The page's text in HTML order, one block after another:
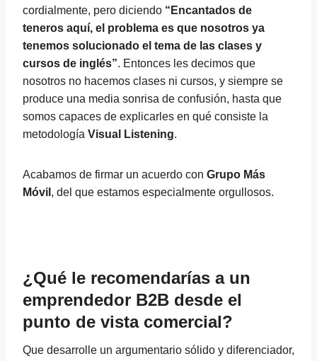
cordialmente, pero diciendo “Encantados de
teneros aquí, el problema es que nosotros ya
tenemos solucionado el tema de las clases y
cursos de inglés”. Entonces les decimos que
nosotros no hacemos clases ni cursos, y siempre se
produce una media sonrisa de confusión, hasta que
somos capaces de explicarles en qué consiste la
metodología Visual Listening.
Acabamos de firmar un acuerdo con Grupo Más
Móvil , del que estamos especialmente orgullosos.
¿Qué le recomendarías a un
emprendedor B2B desde el
punto de vista comercial?
Que desarrolle un argumentario sólido y diferenciador,